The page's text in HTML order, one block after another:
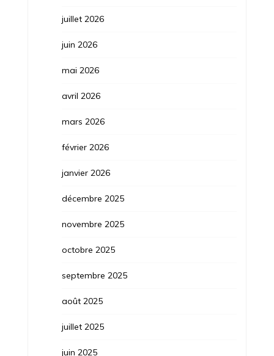
juillet 2026
juin 2026
mai 2026
avril 2026
mars 2026
février 2026
janvier 2026
décembre 2025
novembre 2025
octobre 2025
septembre 2025
août 2025
juillet 2025
juin 2025